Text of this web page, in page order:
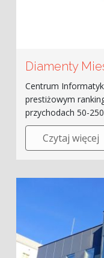
Diamenty
Centrum
prestiżowym
przychodach 50-
Czytaj więcej